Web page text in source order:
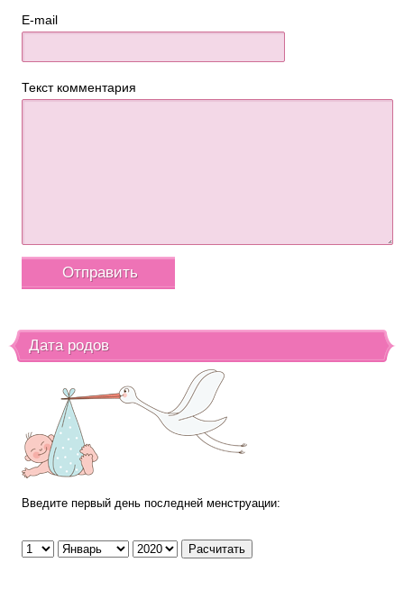
E-mail
Текст комментария
Дата родов
Введите первый день последней менструации: